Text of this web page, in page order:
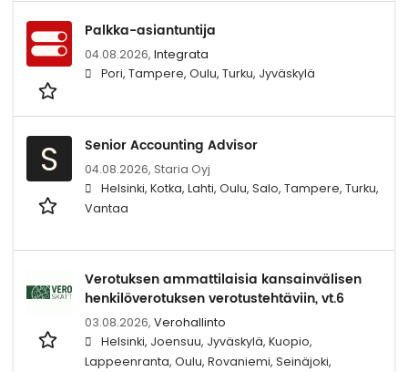
Palkka-asiantuntija
04.08.2026, Integrata
Pori, Tampere, Oulu, Turku, Jyväskylä
S Senior Accounting Advisor
04.08.2026, Staria Oyj
Helsinki, Kotka, Lahti, Oulu, Salo, Tampere, Turku,
Vantaa
Verotuksen ammattilaisia kansainvälisen
henkilöverotuksen verotustehtäviin, vt.6
03.08.2026, Verohallinto
Helsinki, Joensuu, Jyväskylä, Kuopio,
Lappeenranta, Oulu, Rovaniemi, Seinäjoki,